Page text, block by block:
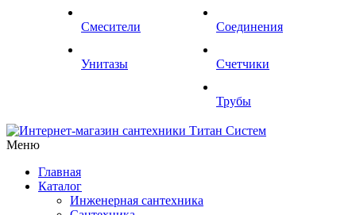
Смесители
Унитазы
Соединения
Счетчики
Трубы
Меню
Главная
Каталог
Инженерная сантехника